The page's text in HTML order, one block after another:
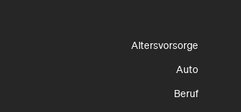
Altersvorsorge
Auto
Beruf